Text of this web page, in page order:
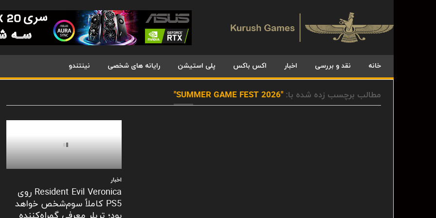
خانه نقد و بررسی اخبار اکس باکس پلی استیشن رایانه های شخصی نینتندو
مطالب برچسب زده شده با: "SUMMER GAME FEST 2026"
اخبار
Resident Evil Veronica روی
PS5 کاملاً سوم‌شخص خواهد